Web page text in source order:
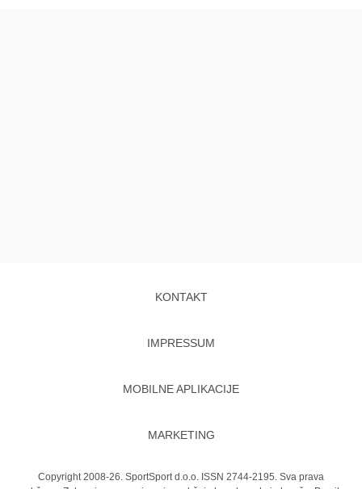
KONTAKT
IMPRESSUM
MOBILNE APLIKACIJE
MARKETING
Copyright 2008-26. SportSport d.o.o. ISSN 2744-2195. Sva prava